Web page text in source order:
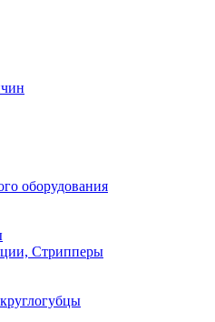
оборудования
Стрипперы